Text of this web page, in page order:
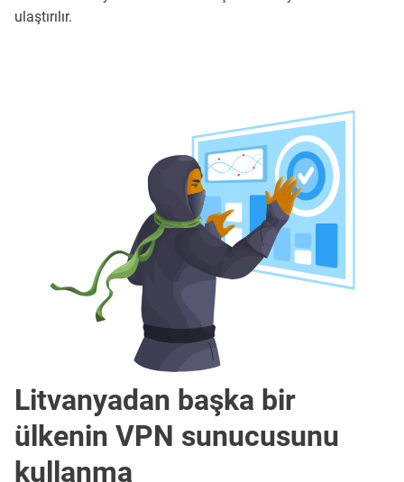
ulaştırılır.
Litvanyadan başka bir
ülkenin VPN sunucusunu
kullanma